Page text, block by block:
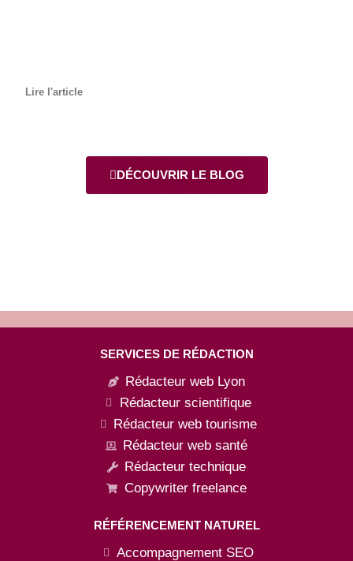
Lire l'article
DÉCOUVRIR LE BLOG
SERVICES DE RÉDACTION
Rédacteur web Lyon
Rédacteur scientifique
Rédacteur web tourisme
Rédacteur web santé
Rédacteur technique
Copywriter freelance
RÉFÉRENCEMENT NATUREL
Accompagnement SEO